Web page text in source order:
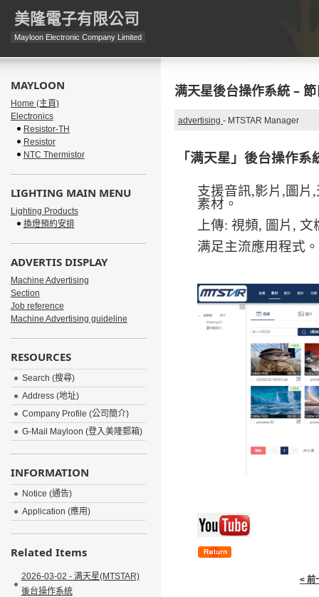
美隆電子有限公司
Mayloon Electronic Company Limited
满天星後台操作系統 –
advertising - MTSTAR Manager
「满天星 」後台操作系
支援音訊,影片 ,圖片 ,
素材。
上傳: 視頻, 圖片 , 文
满足主流應用程式。
< 前
MAYLOON
Home (主頁)
Electronics
Resistor-TH
Resistor
NTC Thermistor
LIGHTING MAIN MENU
Lighting Products
換燈預約安排
ADVERTIS DISPLAY
Machine Advertising
Section
Job reference
Machine Advertising guideline
RESOURCES
Search (搜尋)
Address (地址)
Company Profile (公司簡介)
G-Mail Mayloon (登入美隆郵箱)
INFORMATION
Notice (通告)
Application (應用)
Related Items
2026-03-02 - 满天星(MTSTAR)
後台操作系統